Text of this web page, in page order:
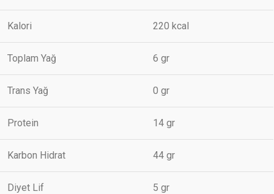
Kalori 220 kcal
Toplam Yağ 6 gr
Trans Yağ 0 gr
Protein 14 gr
Karbon Hidrat 44 gr
Diyet Lif 5 gr